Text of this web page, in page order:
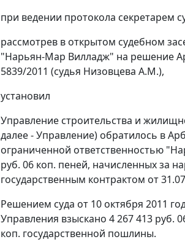
при ведении протокола секретарем
рассмотрев в открытом судебном
"Нарьян-Мар Вилладж" на решение
5839/2011 (судья Низовцева А.М.),
установил
Управление строительства и
далее - Управление) обратилось в
ограниченной ответственностью
руб. 06 коп. пеней, начисленных за
государственным контрактом от
Решением суда от 10 октября 2011
Управления взыскано 4 267 413 руб.
коп. государственной пошлины.